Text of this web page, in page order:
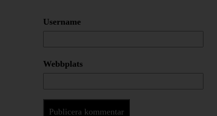
Username
Webbplats